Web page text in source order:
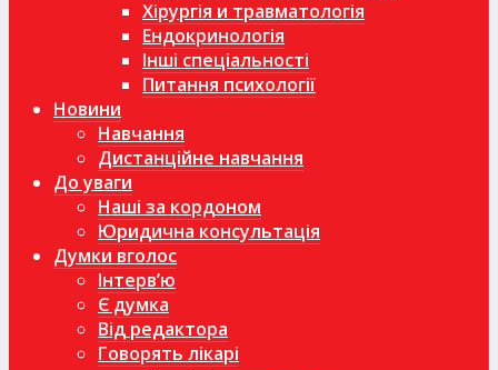
Хірургія и травматологія
Ендокринологія
Інші спеціальності
Питання психології
Новини
Навчання
Дистанційне навчання
До уваги
Наші за кордоном
Юридична консультація
Думки вголос
Інтерв’ю
Є думка
Від редактора
Говорять лікарі